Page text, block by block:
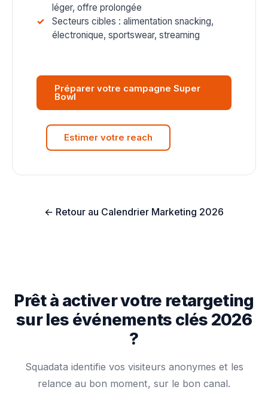
léger, offre prolongée
Secteurs cibles : alimentation snacking,
électronique, sportswear, streaming
Préparer votre campagne Super
Bowl
Estimer votre reach
← Retour au Calendrier Marketing 2026
Prêt à activer votre retargeting
sur les événements clés 2026
?
Squadata identifie vos visiteurs anonymes et les
relance au bon moment, sur le bon canal.